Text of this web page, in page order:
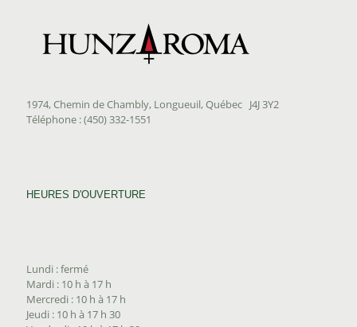
1974, Chemin de Chambly, Longueuil, Québec J4J 3Y2
Téléphone : (450) 332-1551
HEURES D'OUVERTURE
Lundi : fermé
Mardi : 10 h à 17 h
Mercredi : 10 h à 17 h
Jeudi : 10 h à 17 h 30